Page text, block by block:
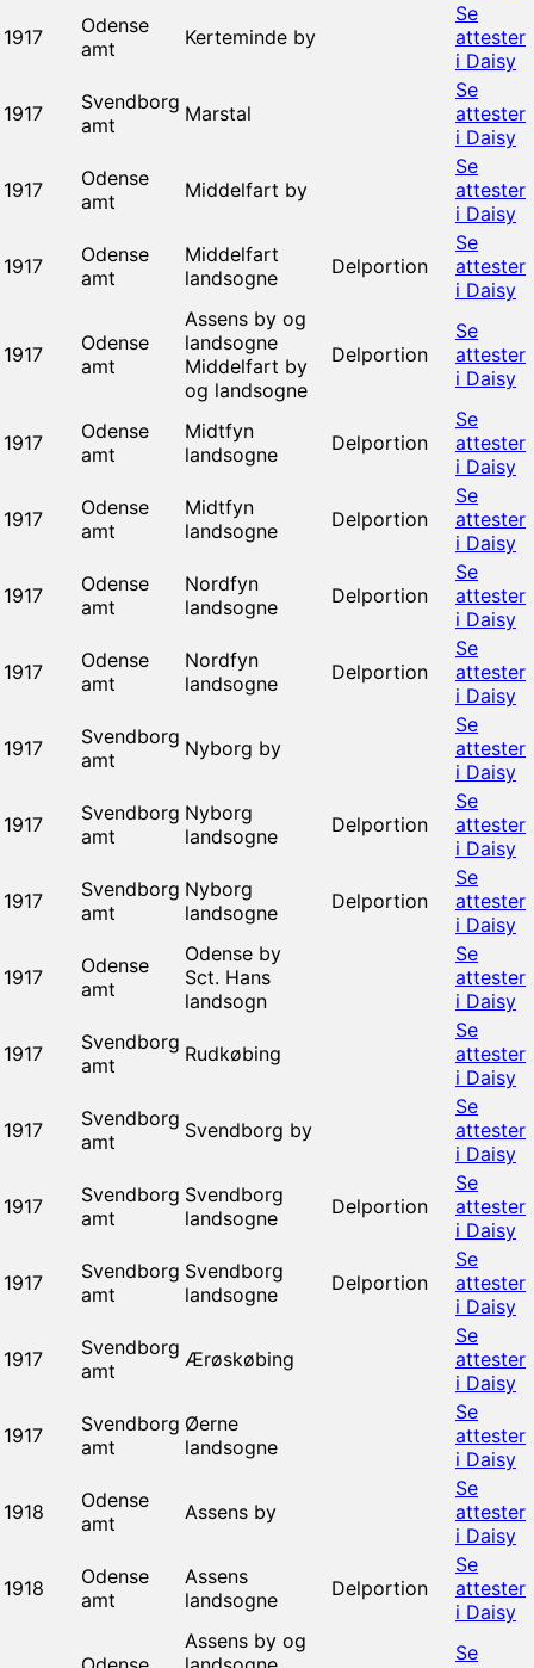
1917
Odense
amt
Kerteminde by
Se
attester
i Daisy
1917
Svendborg
amt
Marstal
Se
attester
i Daisy
1917
Odense
amt
Middelfart by
Se
attester
i Daisy
1917
Odense
amt
Middelfart
landsogne
Delportion
Se
attester
i Daisy
1917
Odense
amt
Assens by og
landsogne
Middelfart by
og landsogne
Delportion
Se
attester
i Daisy
1917
Odense
amt
Midtfyn
landsogne
Delportion
Se
attester
i Daisy
1917
Odense
amt
Midtfyn
landsogne
Delportion
Se
attester
i Daisy
1917
Odense
amt
Nordfyn
landsogne
Delportion
Se
attester
i Daisy
1917
Odense
amt
Nordfyn
landsogne
Delportion
Se
attester
i Daisy
1917
Svendborg
amt
Nyborg by
Se
attester
i Daisy
1917
Svendborg
amt
Nyborg
landsogne
Delportion
Se
attester
i Daisy
1917
Svendborg
amt
Nyborg
landsogne
Delportion
Se
attester
i Daisy
1917
Odense
amt
Odense by
Sct. Hans
landsogn
Se
attester
i Daisy
1917
Svendborg
amt
Rudkøbing
Se
attester
i Daisy
1917
Svendborg
amt
Svendborg by
Se
attester
i Daisy
1917
Svendborg
amt
Svendborg
landsogne
Delportion
Se
attester
i Daisy
1917
Svendborg
amt
Svendborg
landsogne
Delportion
Se
attester
i Daisy
1917
Svendborg
amt
Ærøskøbing
Se
attester
i Daisy
1917
Svendborg
amt
Øerne
landsogne
Se
attester
i Daisy
1918
Odense
amt
Assens by
Se
attester
i Daisy
1918
Odense
amt
Assens
landsogne
Delportion
Se
attester
i Daisy
Assens by og
Se